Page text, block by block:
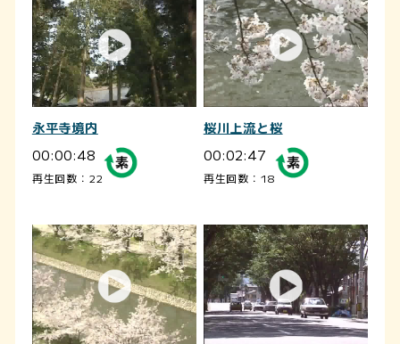
永平寺境内
00:00:48
再生回数：22
桜川上流と桜
00:02:47
再生回数：18